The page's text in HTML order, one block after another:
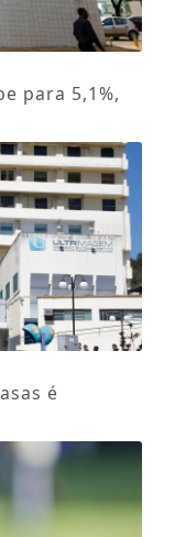
para 5,1%,
é